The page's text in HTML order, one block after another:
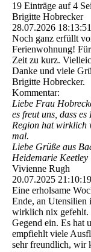
19 Einträge auf 4
Brigitte Hobrecker
28.07.2026 18:13:51
Noch ganz erfüllt
Ferienwohnung!
Zeit zu kurz.
Danke und viele
Brigitte Hobrecker.
Kommentar:
Liebe Frau
es freut uns, dass
Region hat wirklich
mal.
Liebe Grüße aus
Heidemarie Keetley
Vivienne Rugh
20.07.2025 21:10:19
Eine erholsame
Ende, an Utensilien
wirklich nix gefehlt.
Gegend ein. Es hat
empfiehlt viele
sehr freundlich, wir